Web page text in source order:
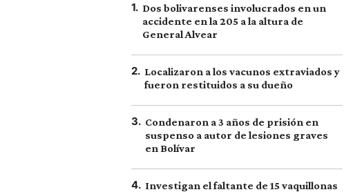
1. Dos bolivarenses involucrados en un
accidente en la 205 a la altura de
General Alvear
2. Localizaron a los vacunos extraviados y
fueron restituidos a su dueño
3. Condenaron a 3 años de prisión en
suspenso a autor de lesiones graves
en Bolívar
4. Investigan el faltante de 15 vaquillonas